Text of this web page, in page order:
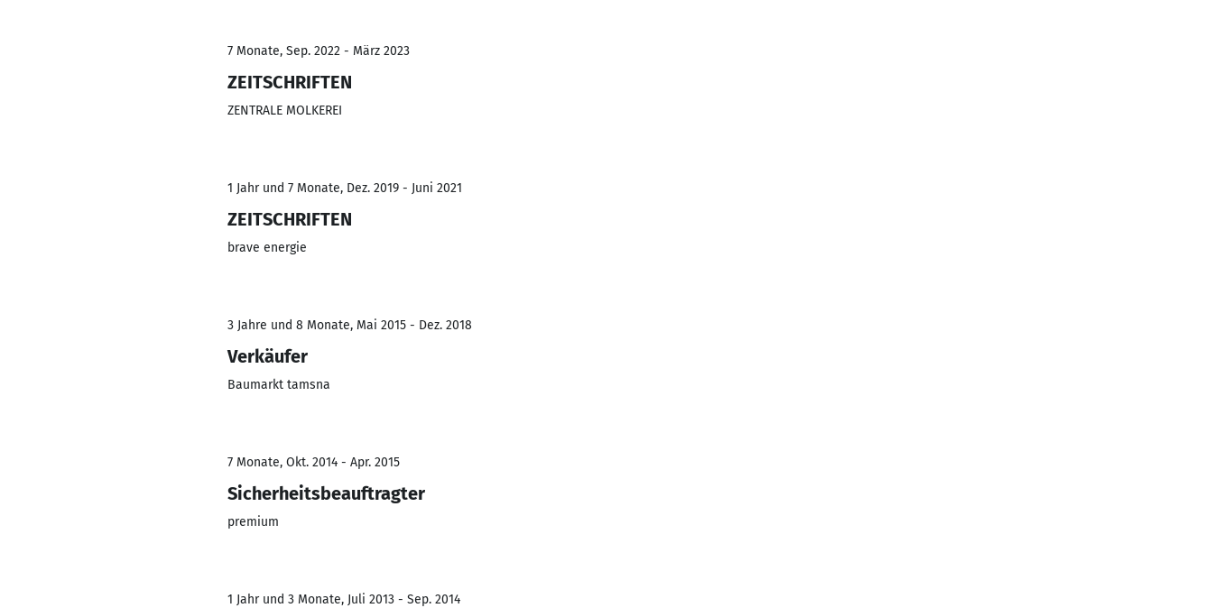
7 Monate, Sep. 2022 - März 2023
ZEITSCHRIFTEN
ZENTRALE MOLKEREI
1 Jahr und 7 Monate, Dez. 2019 - Juni 2021
ZEITSCHRIFTEN
brave energie
3 Jahre und 8 Monate, Mai 2015 - Dez. 2018
Verkäufer
Baumarkt tamsna
7 Monate, Okt. 2014 - Apr. 2015
Sicherheitsbeauftragter
premium
1 Jahr und 3 Monate, Juli 2013 - Sep. 2014